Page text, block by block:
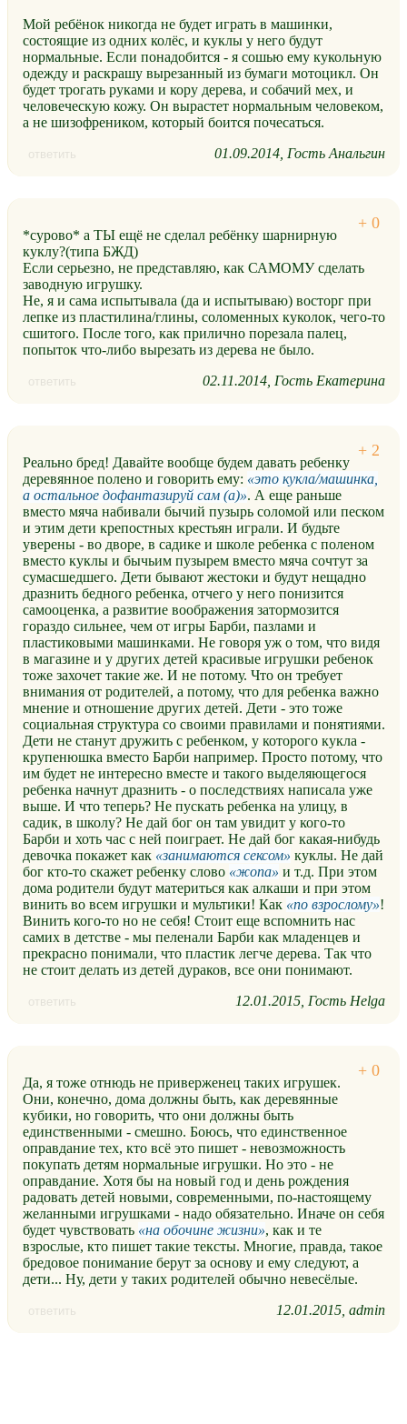
Мой ребёнок никогда не будет играть в машинки,
состоящие из одних колёс, и куклы у него будут
нормальные. Если понадобится - я сошью ему кукольную
одежду и раскрашу вырезанный из бумаги мотоцикл. Он
будет трогать руками и кору дерева, и собачий мех, и
человеческую кожу. Он вырастет нормальным человеком,
а не шизофреником, который боится почесаться.
ответить 01.09.2014 Гость Анальгин
*сурово* а ТЫ ещё не сделал ребёнку шарнирную
куклу?(типа БЖД)
Если серьезно, не представляю, как САМОМУ сделать
заводную игрушку.
Не, я и сама испытывала (да и испытываю) восторг при
лепке из пластилина/глины, соломенных куколок, чего-то
сшитого. После того, как прилично порезала палец,
попыток что-либо вырезать из дерева не было.
ответить 02.11.2014 Гость Екатерина
Реально бред! Давайте вообще будем давать ребенку
деревянное полено и говорить ему:
это кукла/машинка,
а остальное дофантазируй сам (а) . А еще раньше
вместо мяча набивали бычий пузырь соломой или песком
и этим дети крепостных крестьян играли. И будьте
уверены - во дворе, в садике и школе ребенка с поленом
вместо куклы и бычьим пузырем вместо мяча сочтут за
сумасшедшего. Дети бывают жестоки и будут нещадно
дразнить бедного ребенка, отчего у него понизится
самооценка, а развитие воображения затормозится
гораздо сильнее, чем от игры Барби, пазлами и
пластиковыми машинками. Не говоря уж о том, что видя
в магазине и у других детей красивые игрушки ребенок
тоже захочет такие же. И не потому. Что он требует
внимания от родителей, а потому, что для ребенка важно
мнение и отношение других детей. Дети - это тоже
социальная структура со своими правилами и понятиями.
Дети не станут дружить с ребенком, у которого кукла -
крупенюшка вместо Барби например. Просто потому, что
им будет не интересно вместе и такого выделяющегося
ребенка начнут дразнить - о последствиях написала уже
выше. И что теперь? Не пускать ребенка на улицу, в
садик, в школу? Не дай бог он там увидит у кого-то
Барби и хоть час с ней поиграет. Не дай бог какая-нибудь
девочка покажет как
занимаются сексом
куклы. Не дай
бог кто-то скажет ребенку слово
жопа
и т.д. При этом
дома родители будут материться как алкаши и при этом
винить во всем игрушки и мультики! Как
по взрослому !
Винить кого-то но не себя! Стоит еще вспомнить нас
самих в детстве - мы пеленали Барби как младенцев и
прекрасно понимали, что пластик легче дерева. Так что
не стоит делать из детей дураков, все они понимают.
ответить 12.01.2015 Гость Helga
Да, я тоже отнюдь не приверженец таких игрушек.
Они, конечно, дома должны быть, как деревянные
кубики, но говорить, что они должны быть
единственными - смешно. Боюсь, что единственное
оправдание тех, кто всё это пишет - невозможность
покупать детям нормальные игрушки. Но это - не
оправдание. Хотя бы на новый год и день рождения
радовать детей новыми, современными, по-настоящему
желанными игрушками - надо обязательно. Иначе он себя
будет чувствовать
на обочине жизни , как и те
взрослые, кто пишет такие тексты. Многие, правда, такое
бредовое понимание берут за основу и ему следуют, а
дети... Ну, дети у таких родителей обычно невесёлые.
ответить 12.01.2015 admin